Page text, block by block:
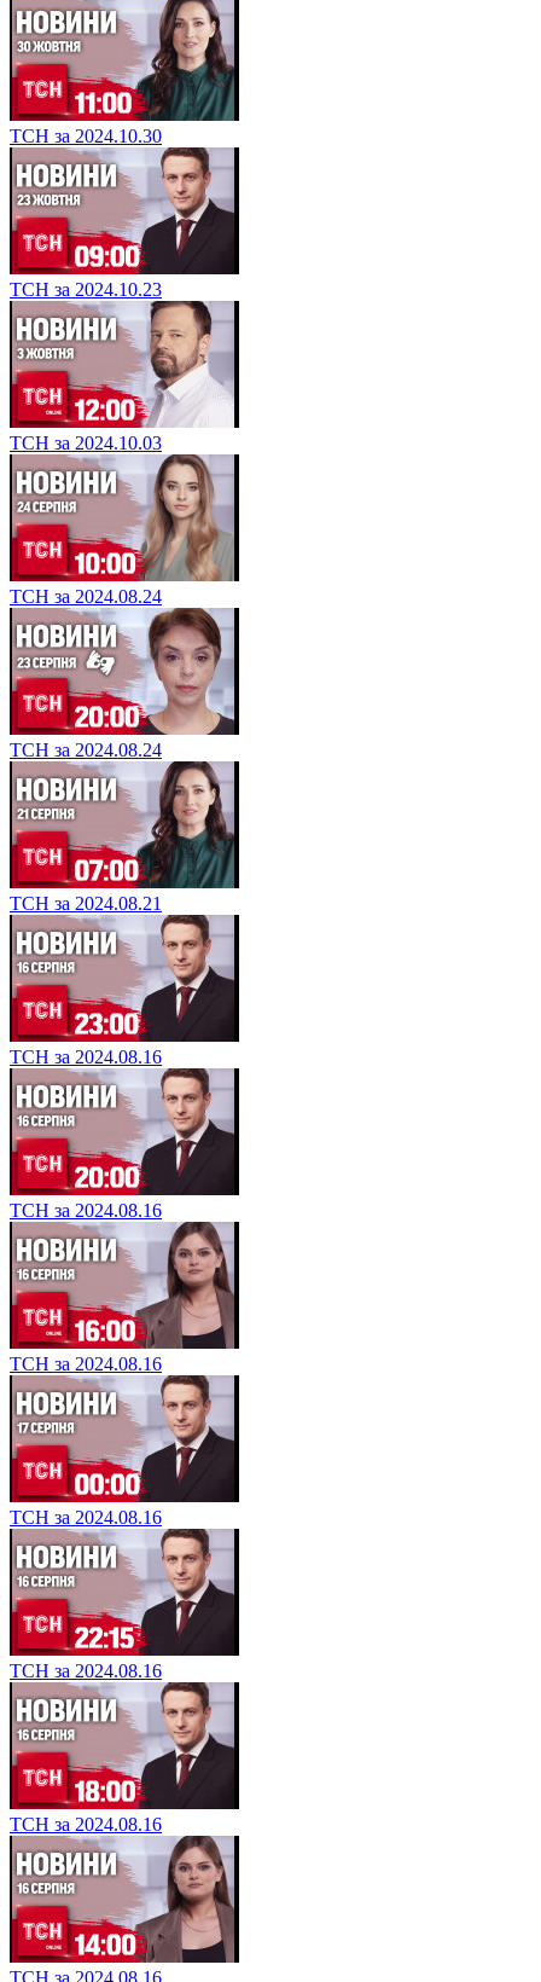
ТСН за 2024.10.30
ТСН за 2024.10.23
ТСН за 2024.10.03
ТСН за 2024.08.24
ТСН за 2024.08.24
ТСН за 2024.08.21
ТСН за 2024.08.16
ТСН за 2024.08.16
ТСН за 2024.08.16
ТСН за 2024.08.16
ТСН за 2024.08.16
ТСН за 2024.08.16
ТСН за 2024.08.16